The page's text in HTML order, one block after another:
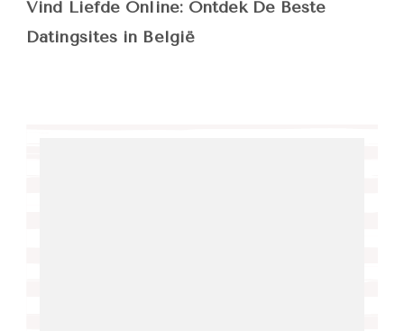
Vind Liefde Online: Ontdek De Beste
Datingsites in België